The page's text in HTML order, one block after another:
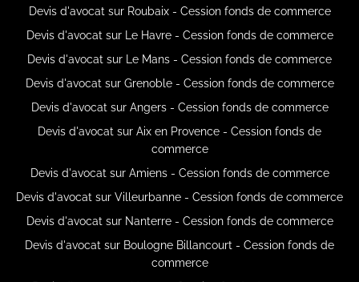
Devis d'avocat sur Roubaix - Cession fonds de commerce
Devis d'avocat sur Le Havre - Cession fonds de commerce
Devis d'avocat sur Le Mans - Cession fonds de commerce
Devis d'avocat sur Grenoble - Cession fonds de commerce
Devis d'avocat sur Angers - Cession fonds de commerce
Devis d'avocat sur Aix en Provence - Cession fonds de
commerce
Devis d'avocat sur Amiens - Cession fonds de commerce
Devis d'avocat sur Villeurbanne - Cession fonds de commerce
Devis d'avocat sur Nanterre - Cession fonds de commerce
Devis d'avocat sur Boulogne Billancourt - Cession fonds de
commerce